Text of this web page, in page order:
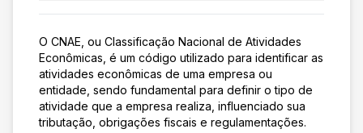
O CNAE, ou Classificação Nacional de Atividades
Econômicas, é um código utilizado para identificar as
atividades econômicas de uma empresa ou
entidade, sendo fundamental para definir o tipo de
atividade que a empresa realiza, influenciado sua
tributação, obrigações fiscais e regulamentações.